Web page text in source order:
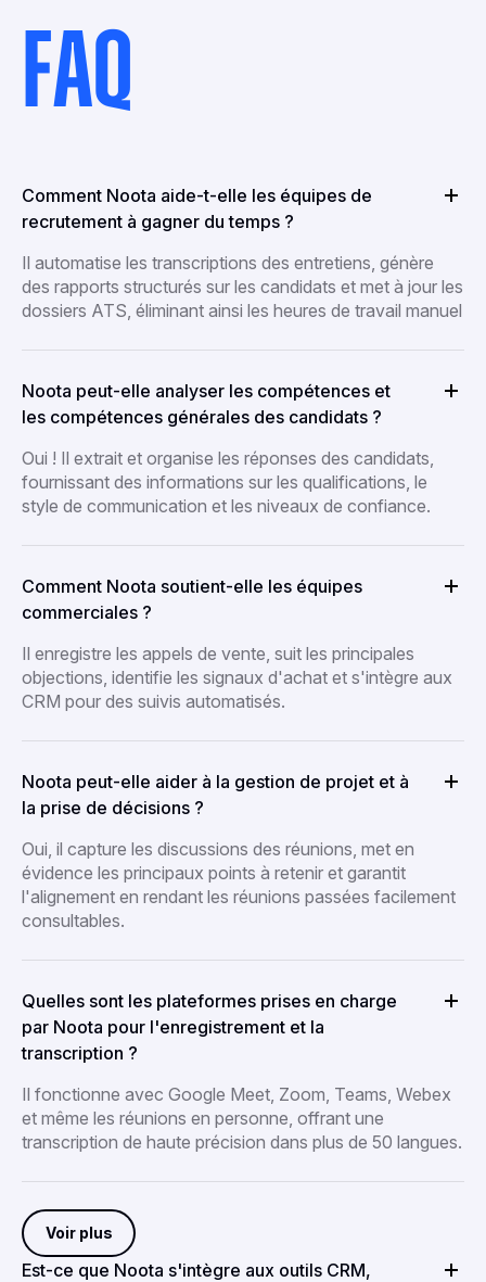
FAQ
Comment Noota aide-t-elle les équipes de
recrutement à gagner du temps ?
Il automatise les transcriptions des entretiens, génère
des rapports structurés sur les candidats et met à jour les
dossiers ATS, éliminant ainsi les heures de travail manuel
Noota peut-elle analyser les compétences et
les compétences générales des candidats ?
Oui ! Il extrait et organise les réponses des candidats,
fournissant des informations sur les qualifications, le
style de communication et les niveaux de confiance.
Comment Noota soutient-elle les équipes
commerciales ?
Il enregistre les appels de vente, suit les principales
objections, identifie les signaux d'achat et s'intègre aux
CRM pour des suivis automatisés.
Noota peut-elle aider à la gestion de projet et à
la prise de décisions ?
Oui, il capture les discussions des réunions, met en
évidence les principaux points à retenir et garantit
l'alignement en rendant les réunions passées facilement
consultables.
Quelles sont les plateformes prises en charge
par Noota pour l'enregistrement et la
transcription ?
Il fonctionne avec Google Meet, Zoom, Teams, Webex
et même les réunions en personne, offrant une
transcription de haute précision dans plus de 50 langues.
Voir plus
Est-ce que Noota s'intègre aux outils CRM,